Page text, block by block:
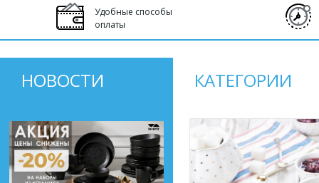
Удобные способы
оплаты
НОВОСТИ КАТЕГОРИИ